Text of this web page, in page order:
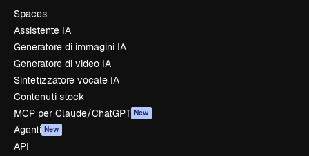
Spaces
Assistente IA
Generatore di immagini IA
Generatore di video IA
Sintetizzatore vocale IA
Contenuti stock
MCP per Claude/ChatGPT New
Agenti New
API